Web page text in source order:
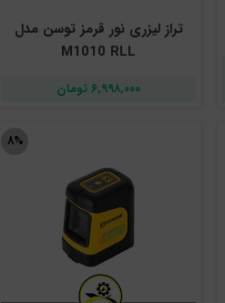
تراز لیزری نور قرمز توسن مدل
M1010 RLL
۶,۹۹۸,۰۰۰ تومان
۸%